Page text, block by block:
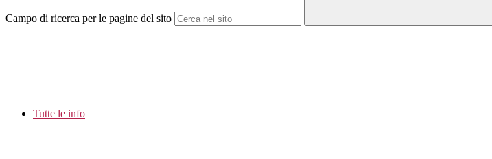
Campo di ricerca per le pagine del sito
Tutte le info